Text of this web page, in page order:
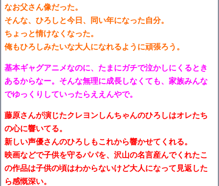
なお父さん像だった。
そんな、ひろしと今日、同い年になった自分。
ちょっと情けなくなった。
俺もひろしみたいな大人になれるように頑張ろう。
基本ギャグアニメなのに、たまにガチで泣かしにくるとき
あるからなー。そんな無理に成長しなくても、家族みんな
でゆっくりしていったらええんやで。
藤原さんが演じたクレヨンしんちゃんのひろしはオレたち
の心に響いてる。
新しい声優さんのひろしもこれから響かせてくれる。
映画などで子供を守るパパを、沢山の名言産んでくれたこ
の作品は子供の頃はわからないけど大人になって見返した
ら感慨深い。